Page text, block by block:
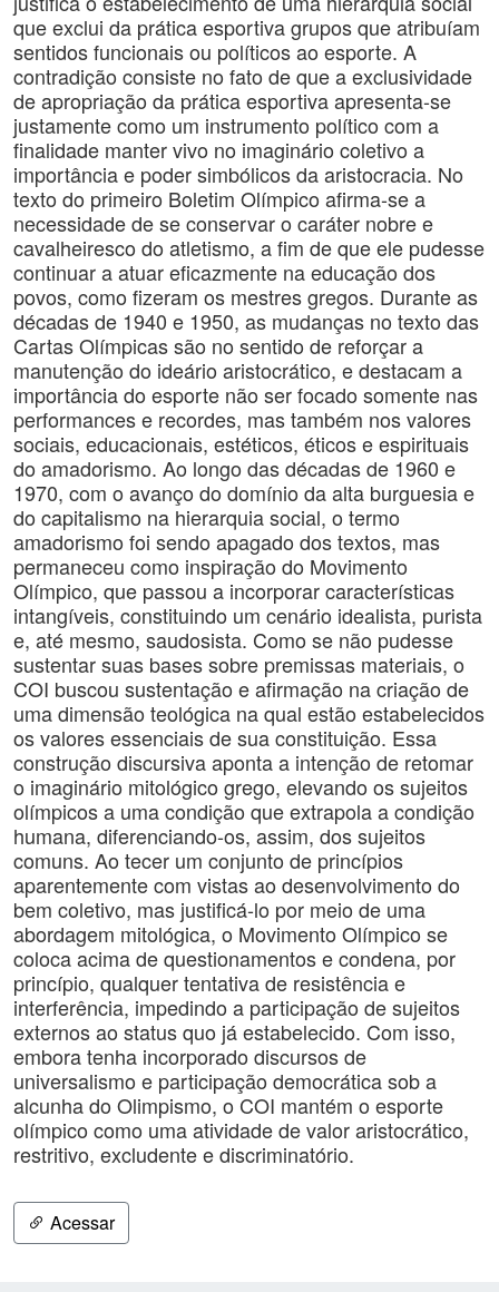
que exclui da prática esportiva grupos que atribuíam
sentidos funcionais ou políticos ao esporte. A
contradição consiste no fato de que a exclusividade
de apropriação da prática esportiva apresenta-se
justamente como um instrumento político com a
finalidade manter vivo no imaginário coletivo a
importância e poder simbólicos da aristocracia. No
texto do primeiro Boletim Olímpico afirma-se a
necessidade de se conservar o caráter nobre e
cavalheiresco do atletismo, a fim de que ele pudesse
continuar a atuar eficazmente na educação dos
povos, como fizeram os mestres gregos. Durante as
décadas de 1940 e 1950, as mudanças no texto das
Cartas Olímpicas são no sentido de reforçar a
manutenção do ideário aristocrático, e destacam a
importância do esporte não ser focado somente nas
performances e recordes, mas também nos valores
sociais, educacionais, estéticos, éticos e espirituais
do amadorismo. Ao longo das décadas de 1960 e
1970, com o avanço do domínio da alta burguesia e
do capitalismo na hierarquia social, o termo
amadorismo foi sendo apagado dos textos, mas
permaneceu como inspiração do Movimento
Olímpico, que passou a incorporar características
intangíveis, constituindo um cenário idealista, purista
e, até mesmo, saudosista. Como se não pudesse
sustentar suas bases sobre premissas materiais, o
COI buscou sustentação e afirmação na criação de
uma dimensão teológica na qual estão estabelecidos
os valores essenciais de sua constituição. Essa
construção discursiva aponta a intenção de retomar
o imaginário mitológico grego, elevando os sujeitos
olímpicos a uma condição que extrapola a condição
humana, diferenciando-os, assim, dos sujeitos
comuns. Ao tecer um conjunto de princípios
aparentemente com vistas ao desenvolvimento do
bem coletivo, mas justificá-lo por meio de uma
abordagem mitológica, o Movimento Olímpico se
coloca acima de questionamentos e condena, por
princípio, qualquer tentativa de resistência e
interferência, impedindo a participação de sujeitos
externos ao status quo já estabelecido. Com isso,
embora tenha incorporado discursos de
universalismo e participação democrática sob a
alcunha do Olimpismo, o COI mantém o esporte
olímpico como uma atividade de valor aristocrático,
restritivo, excludente e discriminatório.
Acessar